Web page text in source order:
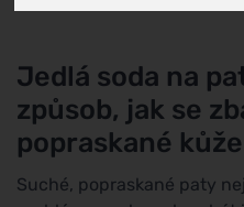
Jedlá soda na
způsob, jak se
popraskané kůže
Suché, popraskané paty